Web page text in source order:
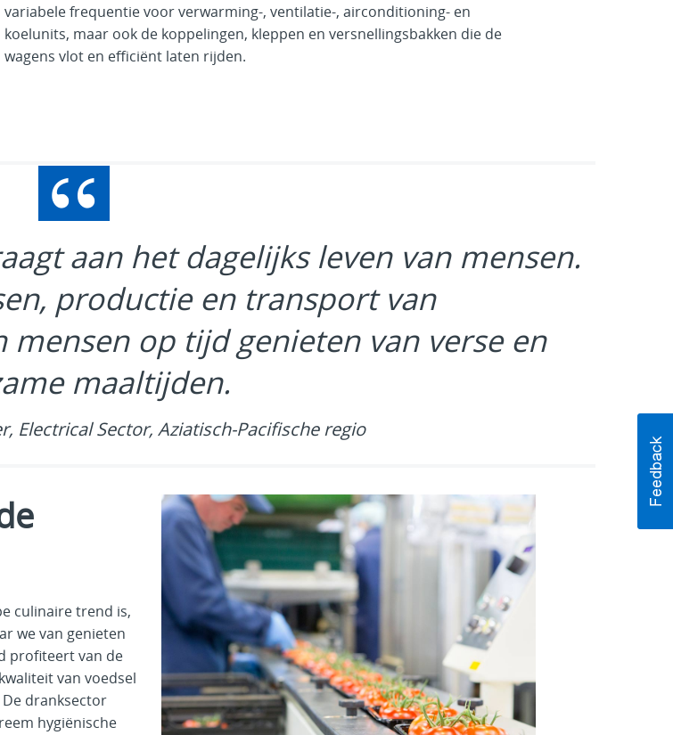
variabele frequentie voor verwarming-, ventilatie-, airconditioning- en
koelunits, maar ook de koppelingen, kleppen en versnellingsbakken die de
wagens vlot en efficiënt laten rijden.
aan het dagelijks leven van mensen.
productie en transport van
op tijd genieten van verse en
maaltijden.
Electrical Sector, Aziatisch-Pacifische regio
culinaire trend is,
we van genieten
profiteert van de
van voedsel
dranksector
hygiënische